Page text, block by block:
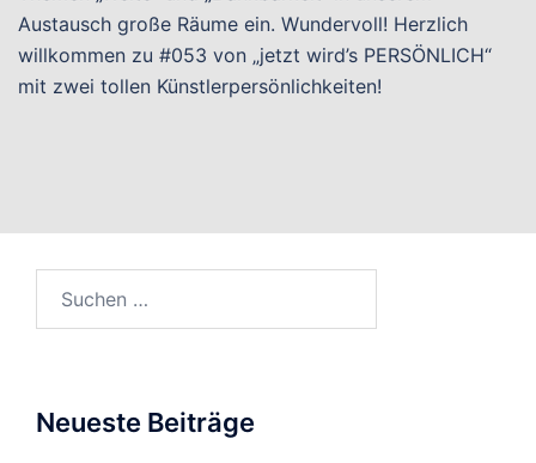
Austausch große Räume ein. Wundervoll! Herzlich
willkommen zu #053 von „jetzt wird’s PERSÖNLICH“
mit zwei tollen Künstlerpersönlichkeiten!
Neueste Beiträge